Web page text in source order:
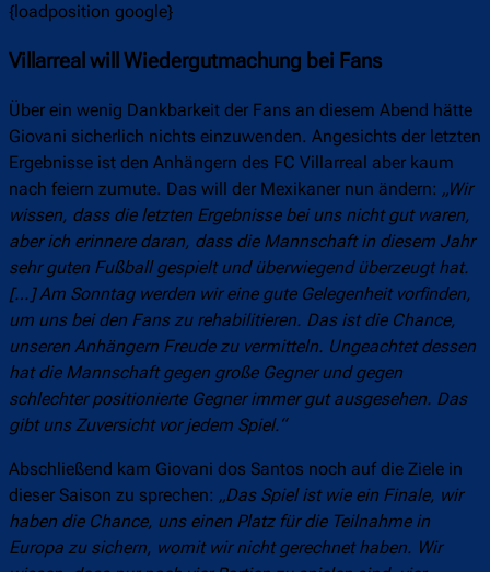
{loadposition google}
Villarreal will Wiedergutmachung bei Fans
Über ein wenig Dankbarkeit der Fans an diesem Abend hätte
Giovani sicherlich nichts einzuwenden. Angesichts der letzten
Ergebnisse ist den Anhängern des FC Villarreal aber kaum
nach feiern zumute. Das will der Mexikaner nun ändern: „Wir
wissen, dass die letzten Ergebnisse bei uns nicht gut waren,
aber ich erinnere daran, dass die Mannschaft in diesem Jahr
sehr guten Fußball gespielt und überwiegend überzeugt hat.
[…] Am Sonntag werden wir eine gute Gelegenheit vorfinden,
um uns bei den Fans zu rehabilitieren. Das ist die Chance,
unseren Anhängern Freude zu vermitteln. Ungeachtet dessen
hat die Mannschaft gegen große Gegner und gegen
schlechter positionierte Gegner immer gut ausgesehen. Das
gibt uns Zuversicht vor jedem Spiel.“
Abschließend kam Giovani dos Santos noch auf die Ziele in
dieser Saison zu sprechen: „Das Spiel ist wie ein Finale, wir
haben die Chance, uns einen Platz für die Teilnahme in
Europa zu sichern, womit wir nicht gerechnet haben. Wir